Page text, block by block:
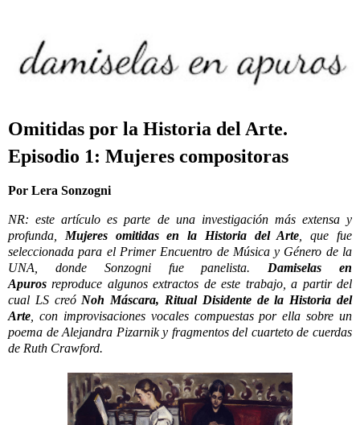
Omitidas por la Historia del Arte.
Episodio 1: Mujeres compositoras
Por Lera Sonzogni
NR: este artículo es parte de una investigación más extensa y
profunda, Mujeres omitidas en la Historia del Arte , que fue
seleccionada para el Primer Encuentro de Música y Género de la
UNA, donde Sonzogni fue panelista. Damiselas en
Apuros reproduce algunos extractos de este trabajo, a partir del
cual LS creó Noh Máscara, Ritual Disidente de la Historia del
Arte , con improvisaciones vocales compuestas por ella sobre un
poema de Alejandra Pizarnik y fragmentos del cuarteto de cuerdas
de Ruth Crawford.